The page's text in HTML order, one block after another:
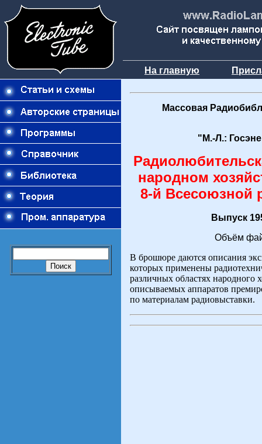
На главную
Массовая
"М.-Л.:
народном
8-й Всесоюзной
Выпуск
Объём
В брошюре даются описания
которых применены
различных областях народного
описываемых аппаратов
по материалам радиовыставки.